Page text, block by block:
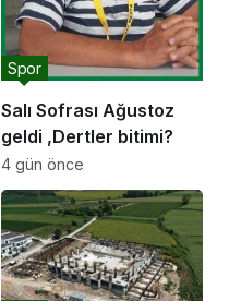
Salı Sofrası Ağustoz
geldi ,Dertler bitimi?
Spor
4 gün önce